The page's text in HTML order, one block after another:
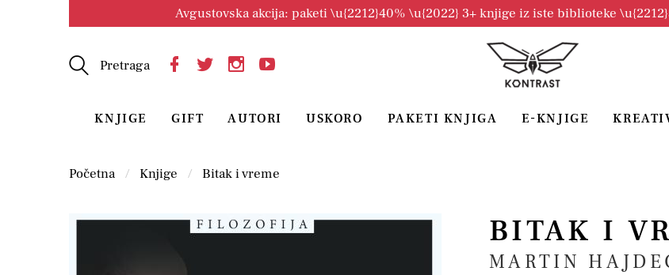
Avgustovska akcija: paketi \u{2212}40% \u{2022} 3+ knjige iz iste biblioteke
Pretraga
KNJIGE GIFT AUTORI USKORO PAKETI KNJIGA E-KNJIGE
Početna Knjige Bitak i vreme
BITAK I
MARTIN